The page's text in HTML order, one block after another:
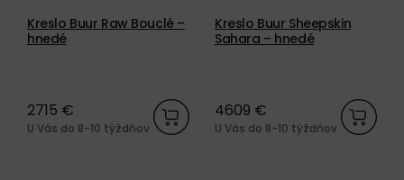
Kreslo Buur Raw Bouclé –
hnedé
2715 €
U Vás do 8-10 týždňov
Kreslo Buur Sheepskin
Sahara – hnedé
4609 €
U Vás do 8-10 týždňov